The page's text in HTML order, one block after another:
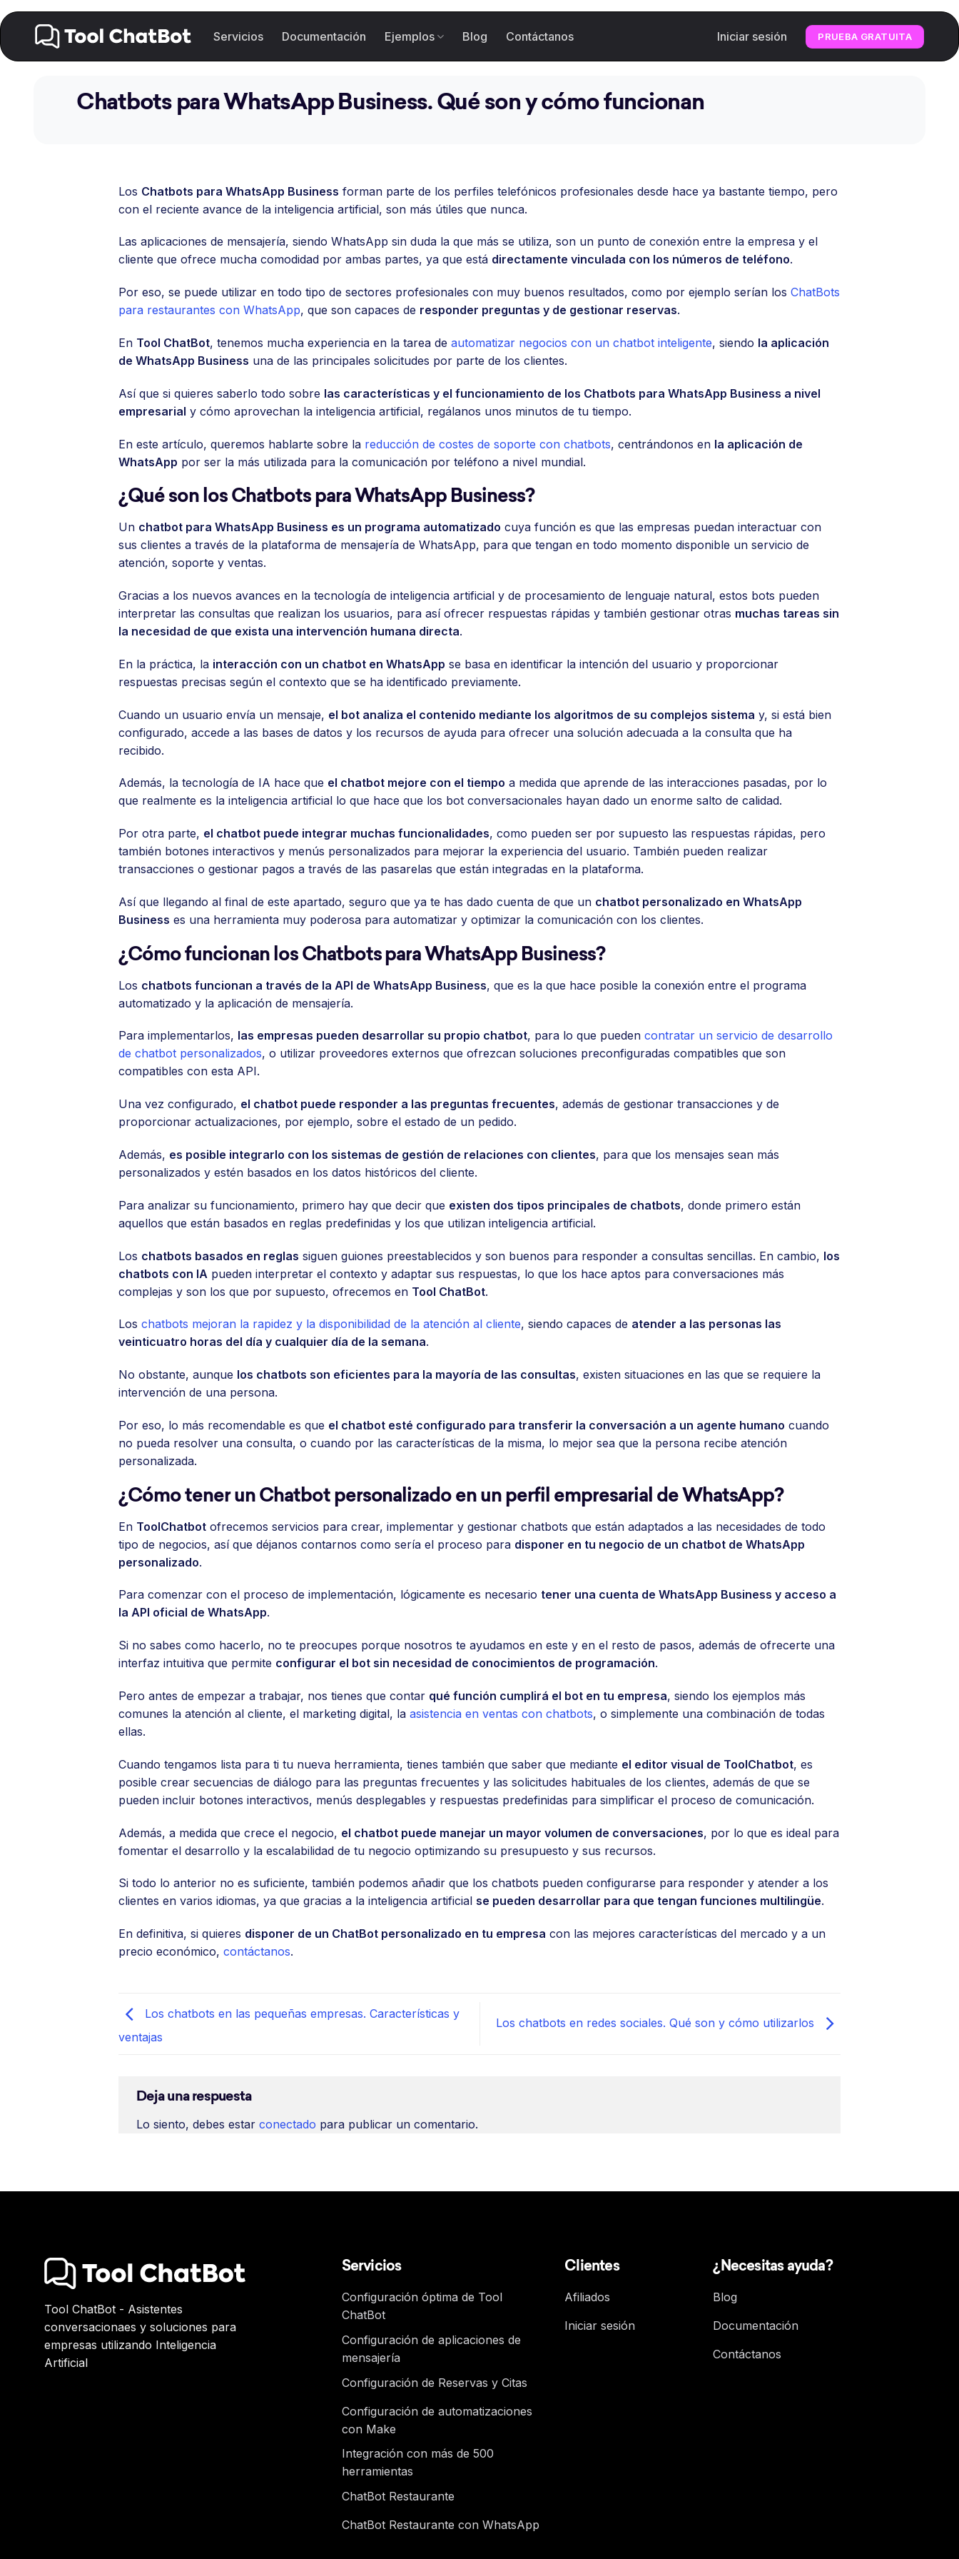
Saltar
contenido
Servicios Documentación Ejemplos Blog Contáctanos Iniciar sesión PRUEBA GRATUITA
Chatbots para WhatsApp Business. Qué son y cómo funcionan
Los Chatbots para WhatsApp Business forman parte de los perfiles telefónicos profesionales desde hace ya bastante tiempo, pero
con el reciente avance de la inteligencia artificial, son más útiles que nunca.
Las aplicaciones de mensajería, siendo WhatsApp sin duda la que más se utiliza, son un punto de conexión entre la empresa y el
cliente que ofrece mucha comodidad por ambas partes, ya que está directamente vinculada con los números de teléfono.
Por eso, se puede utilizar en todo tipo de sectores profesionales con muy buenos resultados, como por ejemplo serían losChatBots
para restaurantes con WhatsApp, que son capaces de responder preguntas y de gestionar reservas.
En Tool ChatBot, tenemos mucha experiencia en la tarea deautomatizar negocios con un chatbot inteligente, siendo la aplicación
de WhatsApp Business una de las principales solicitudes por parte de los clientes.
Así que si quieres saberlo todo sobre las características y el funcionamiento de los Chatbots para WhatsApp Business a nivel
empresarial y cómo aprovechan la inteligencia artificial, regálanos unos minutos de tu tiempo.
En este artículo, queremos hablarte sobre la reducción de costes de soporte con chatbots, centrándonos en la aplicación de
WhatsApp por ser la más utilizada para la comunicación por teléfono a nivel mundial.
¿Qué son los Chatbots para WhatsApp Business?
Un chatbot para WhatsApp Business es un programa automatizado cuya función es que las empresas puedan interactuar con
sus clientes a través de la plataforma de mensajería de WhatsApp, para que tengan en todo momento disponible un servicio de
atención, soporte y ventas.
Gracias a los nuevos avances en la tecnología de inteligencia artificial y de procesamiento de lenguaje natural, estos bots pueden
interpretar las consultas que realizan los usuarios, para así ofrecer respuestas rápidas y también gestionar otras muchas tareas sin
la necesidad de que exista una intervención humana directa.
En la práctica, la interacción con un chatbot en WhatsApp se basa en identificar la intención del usuario y proporcionar
respuestas precisas según el contexto que se ha identificado previamente.
Cuando un usuario envía un mensaje, el bot analiza el contenido mediante los algoritmos de su complejos sistema y, si está bien
configurado, accede a las bases de datos y los recursos de ayuda para ofrecer una solución adecuada a la consulta que ha
recibido.
Además, la tecnología de IA hace que el chatbot mejore con el tiempo a medida que aprende de las interacciones pasadas, por lo
que realmente es la inteligencia artificial lo que hace que los bot conversacionales hayan dado un enorme salto de calidad.
Por otra parte, el chatbot puede integrar muchas funcionalidades, como pueden ser por supuesto las respuestas rápidas, pero
también botones interactivos y menús personalizados para mejorar la experiencia del usuario. También pueden realizar
transacciones o gestionar pagos a través de las pasarelas que están integradas en la plataforma.
Así que llegando al final de este apartado, seguro que ya te has dado cuenta de que un chatbot personalizado en WhatsApp
Business es una herramienta muy poderosa para automatizar y optimizar la comunicación con los clientes.
¿Cómo funcionan los Chatbots para WhatsApp Business?
Los chatbots funcionan a través de la API de WhatsApp Business, que es la que hace posible la conexión entre el programa
automatizado y la aplicación de mensajería.
Para implementarlos, las empresas pueden desarrollar su propio chatbot, para lo que puedencontratar un servicio de desarrollo
de chatbot personalizados, o utilizar proveedores externos que ofrezcan soluciones preconfiguradas compatibles que son
compatibles con esta API.
Una vez configurado, el chatbot puede responder a las preguntas frecuentes, además de gestionar transacciones y de
proporcionar actualizaciones, por ejemplo, sobre el estado de un pedido.
Además, es posible integrarlo con los sistemas de gestión de relaciones con clientes, para que los mensajes sean más
personalizados y estén basados en los datos históricos del cliente.
Para analizar su funcionamiento, primero hay que decir que existen dos tipos principales de chatbots, donde primero están
aquellos que están basados en reglas predefinidas y los que utilizan inteligencia artificial.
Los chatbots basados en reglas siguen guiones preestablecidos y son buenos para responder a consultas sencillas. En cambio, los
chatbots con IA pueden interpretar el contexto y adaptar sus respuestas, lo que los hace aptos para conversaciones más
complejas y son los que por supuesto, ofrecemos en Tool ChatBot.
Loschatbots mejoran la rapidez y la disponibilidad de la atención al cliente, siendo capaces de atender a las personas las
veinticuatro horas del día y cualquier día de la semana.
No obstante, aunque los chatbots son eficientes para la mayoría de las consultas, existen situaciones en las que se requiere la
intervención de una persona.
Por eso, lo más recomendable es que el chatbot esté configurado para transferir la conversación a un agente humano cuando
no pueda resolver una consulta, o cuando por las características de la misma, lo mejor sea que la persona recibe atención
personalizada.
¿Cómo tener un Chatbot personalizado en un perfil empresarial de WhatsApp?
En ToolChatbot ofrecemos servicios para crear, implementar y gestionar chatbots que están adaptados a las necesidades de todo
tipo de negocios, así que déjanos contarnos como sería el proceso para disponer en tu negocio de un chatbot de WhatsApp
personalizado.
Para comenzar con el proceso de implementación, lógicamente es necesario tener una cuenta de WhatsApp Business y acceso a
la API oficial de WhatsApp.
Si no sabes como hacerlo, no te preocupes porque nosotros te ayudamos en este y en el resto de pasos, además de ofrecerte una
interfaz intuitiva que permite configurar el bot sin necesidad de conocimientos de programación.
Pero antes de empezar a trabajar, nos tienes que contar qué función cumplirá el bot en tu empresa, siendo los ejemplos más
comunes la atención al cliente, el marketing digital, laasistencia en ventas con chatbots, o simplemente una combinación de todas
ellas.
Cuando tengamos lista para ti tu nueva herramienta, tienes también que saber que mediante el editor visual de ToolChatbot, es
posible crear secuencias de diálogo para las preguntas frecuentes y las solicitudes habituales de los clientes, además de que se
pueden incluir botones interactivos, menús desplegables y respuestas predefinidas para simplificar el proceso de comunicación.
Además, a medida que crece el negocio, el chatbot puede manejar un mayor volumen de conversaciones, por lo que es ideal para
fomentar el desarrollo y la escalabilidad de tu negocio optimizando su presupuesto y sus recursos.
Si todo lo anterior no es suficiente, también podemos añadir que los chatbots pueden configurarse para responder y atender a los
clientes en varios idiomas, ya que gracias a la inteligencia artificial se pueden desarrollar para que tengan funciones multilingüe.
En definitiva, si quieres disponer de un ChatBot personalizado en tu empresa con las mejores características del mercado y a un
precio económico,contáctanos.
Los chatbots en las pequeñas empresas. Características y
ventajas
Los chatbots en redes sociales. Qué son y cómo utilizarlos
Deja una respuesta
Lo siento, debes estarconectado para publicar un comentario.
Tool ChatBot - Asistentes
conversacionaes y soluciones para
empresas utilizando Inteligencia
Artificial
Servicios
Configuración óptima de Tool
ChatBot
Configuración de aplicaciones de
mensajería
Configuración de Reservas y Citas
Configuración de automatizaciones
con Make
Integración con más de 500
herramientas
ChatBot Restaurante
ChatBot Restaurante con WhatsApp
Clientes
Afiliados
Iniciar sesión
¿Necesitas ayuda?
Blog
Documentación
Contáctanos